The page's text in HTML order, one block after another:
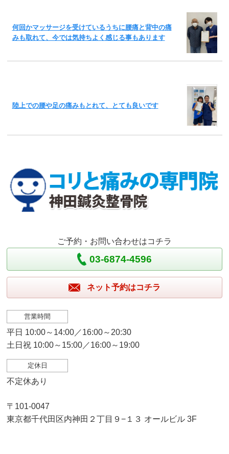
何回かマッサージを受けているうちに腰痛と背中の痛
みも取れて、今では気持ちよく感じる事もあります
陸上での腰や足の痛みもとれて、とても良いです
ご予約・お問い合わせはコチラ
03-6874-4596
ネット予約はコチラ
営業時間
平日 10:00～14:00／16:00～20:30
土日祝 10:00～15:00／16:00～19:00
定休日
不定休あり
〒101-0047
東京都千代田区内神田２丁目９−１３ オールビル 3F